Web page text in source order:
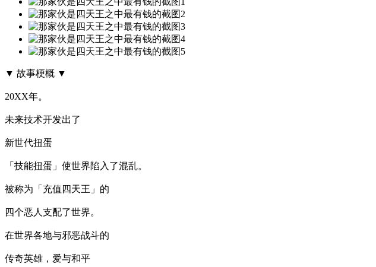
▼ 故事梗概 ▼
20XX年。
未来技术开发出了
新世代扭蛋
「技能扭蛋」使世界陷入了混乱。
被称为「充值四天王」的
四个恶人支配了世界。
在世界各地与邪恶战斗的
传奇英雄，爱与和平